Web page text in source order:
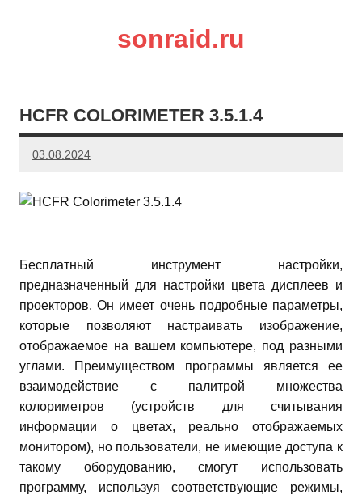
sonraid.ru
HCFR COLORIMETER 3.5.1.4
03.08.2024
Бесплатный инструмент настройки,
предназначенный для настройки цвета дисплеев и
проекторов. Он имеет очень подробные параметры,
которые позволяют настраивать изображение,
отображаемое на вашем компьютере, под разными
углами. Преимуществом программы является ее
взаимодействие с палитрой множества
колориметров (устройств для считывания
информации о цветах, реально отображаемых
монитором), но пользователи, не имеющие доступа к
такому оборудованию, смогут использовать
программу, используя соответствующие режимы,